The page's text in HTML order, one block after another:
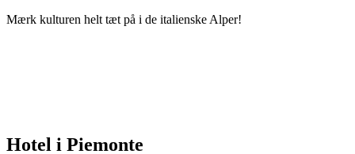
Mærk kulturen helt tæt på i de italienske Alper!
Hotel i Piemonte